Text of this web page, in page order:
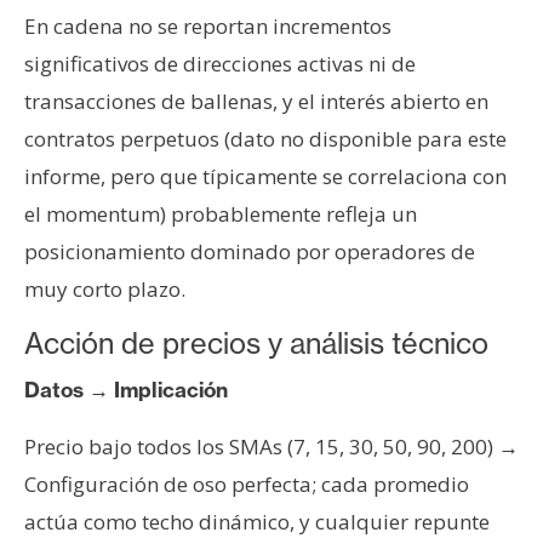
En cadena no se reportan incrementos
significativos de direcciones activas ni de
transacciones de ballenas, y el interés abierto en
contratos perpetuos (dato no disponible para este
informe, pero que típicamente se correlaciona con
el momentum) probablemente refleja un
posicionamiento dominado por operadores de
muy corto plazo.
Acción de precios y análisis técnico
Datos → Implicación
Precio bajo todos los SMAs (7, 15, 30, 50, 90, 200) →
Configuración de oso perfecta; cada promedio
actúa como techo dinámico, y cualquier repunte